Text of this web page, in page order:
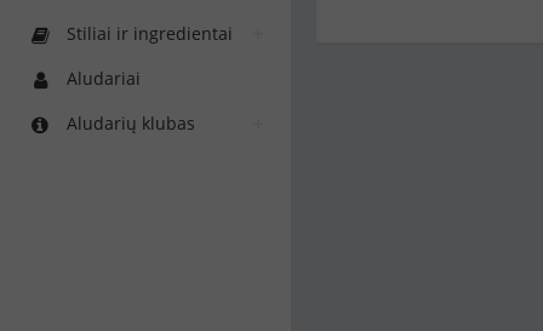
Stiliai ir ingredientai
Aludariai
Aludarių klubas